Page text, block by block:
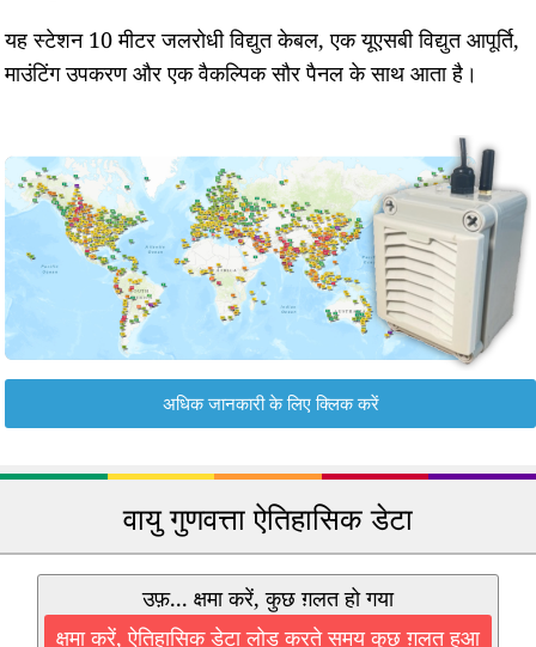
यह स्टेशन 10 मीटर जलरोधी विद्युत केबल, एक यूएसबी विद्युत आपूर्ति,
माउंटिंग उपकरण और एक वैकल्पिक सौर पैनल के साथ आता है।
अधिक जानकारी के लिए क्लिक करें
वायु गुणवत्ता ऐतिहासिक डेटा
उफ़... क्षमा करें, कुछ ग़लत हो गया
क्षमा करें, ऐतिहासिक डेटा लोड करते समय कुछ ग़लत हुआ